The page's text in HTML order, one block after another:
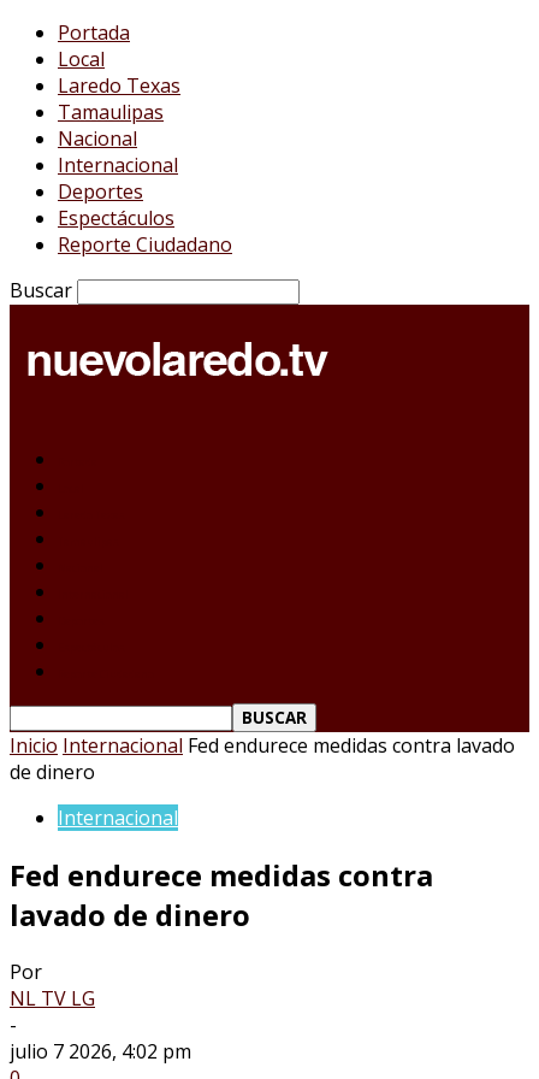
Portada
Local
Laredo Texas
Tamaulipas
Nacional
Internacional
Deportes
Espectáculos
Reporte Ciudadano
Buscar
Inicio Internacional Fed endurece medidas contra lavado
de dinero
Internacional
Fed endurece medidas contra
lavado de dinero
Por
NL TV LG
-
julio 7 2026, 4:02 pm